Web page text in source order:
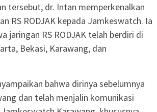
tersebut, dr. Intan memperkenalkan
RS RODJAK kepada Jamkeswatch. Ia
jaringan RS RODJAK telah berdiri di
Bekasi, Karawang, dan
bahwa dirinya sebelumnya
dan telah menjalin komunikasi